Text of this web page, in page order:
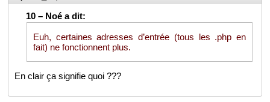
Euh, cer­taines adresses d’en­trée (tous les .php en
fait) ne fonc­tionnent plus.
En clair ça si­gni­fie quoi ???